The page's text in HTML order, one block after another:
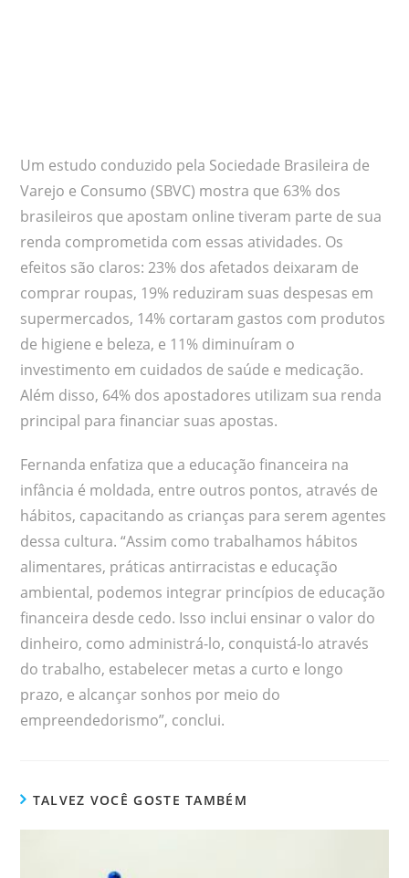
Um estudo conduzido pela Sociedade Brasileira de
Varejo e Consumo (SBVC) mostra que 63% dos
brasileiros que apostam online tiveram parte de sua
renda comprometida com essas atividades. Os
efeitos são claros: 23% dos afetados deixaram de
comprar roupas, 19% reduziram suas despesas em
supermercados, 14% cortaram gastos com produtos
de higiene e beleza, e 11% diminuíram o
investimento em cuidados de saúde e medicação.
Além disso, 64% dos apostadores utilizam sua renda
principal para financiar suas apostas.
Fernanda enfatiza que a educação financeira na
infância é moldada, entre outros pontos, através de
hábitos, capacitando as crianças para serem agentes
dessa cultura. “Assim como trabalhamos hábitos
alimentares, práticas antirracistas e educação
ambiental, podemos integrar princípios de educação
financeira desde cedo. Isso inclui ensinar o valor do
dinheiro, como administrá-lo, conquistá-lo através
do trabalho, estabelecer metas a curto e longo
prazo, e alcançar sonhos por meio do
empreendedorismo”, conclui.
TALVEZ VOCÊ GOSTE TAMBÉM